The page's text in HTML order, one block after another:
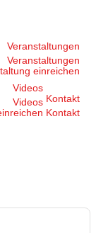
Veranstaltungen
Veranstaltungen
einreichen
Videos
Videos Kontakt
Kontakt